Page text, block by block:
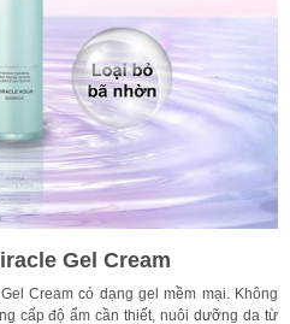
Gel Cream
Cream có dạng gel mềm mại. Không
cấp độ ẩm cần thiết, nuôi dưỡng da từ